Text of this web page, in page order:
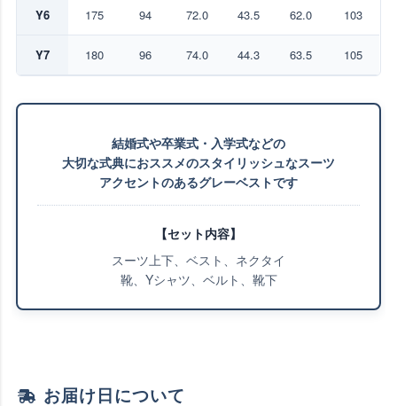
Y6 175 94 72.0 43.5 62.0 103
Y7 180 96 74.0 44.3 63.5 105
結婚式や卒業式・入学式などの
大切な式典におススメのスタイリッシュなスーツ
アクセントのあるグレーベストです
【セット内容】
スーツ上下、ベスト、ネクタイ
靴、Yシャツ、ベルト、靴下
お届け日について